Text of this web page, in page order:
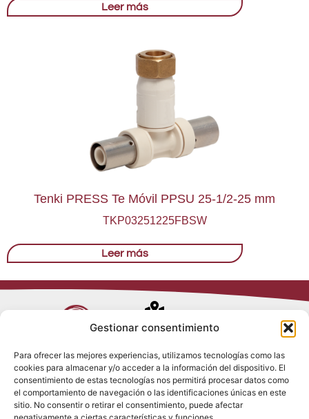
Gestionar consentimiento
Para ofrecer las mejores experiencias, utilizamos tecnologías como las
cookies para almacenar y/o acceder a la información del dispositivo. El
consentimiento de estas tecnologías nos permitirá procesar datos como
el comportamiento de navegación o las identificaciones únicas en este
sitio. No consentir o retirar el consentimiento, puede afectar
Leer más
Tenki PRESS Te Móvil PPSU 25-1/2-25 mm
TKP03251225FBSW
Leer más
Avenida de
28017 Madrid
(España)
(+34) 910 917
Política de
Privacidad
Política de
Cookies